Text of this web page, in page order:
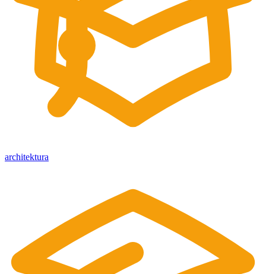
architektura